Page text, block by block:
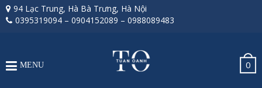
94 Lạc Trung, Hà Bà Trưng, Hà Nội
0395319094 – 0904152089 – 0988089483
0
MENU